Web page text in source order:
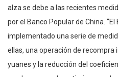
alza se debe a las recientes
por el Banco Popular de China.
implementado una serie de
ellas, una operación de recompra
yuanes y la reducción del